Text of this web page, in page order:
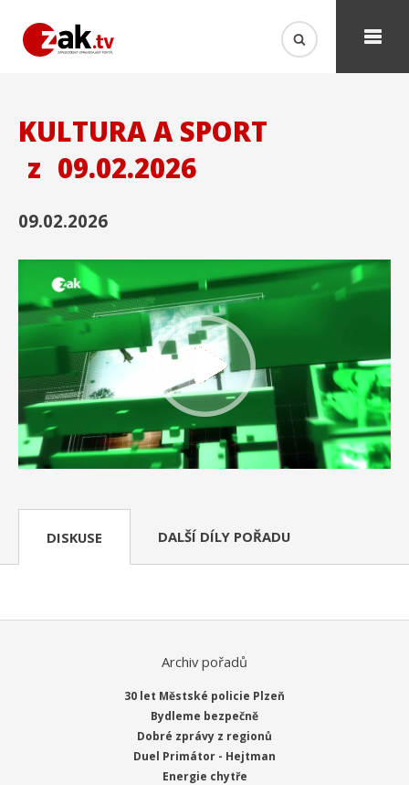
KULTURA A SPORT
z 09.02.2026
09.02.2026
DISKUSE DALŠÍ DÍLY POŘADU
Archiv pořadů
30 let Městské policie Plzeň
Bydleme bezpečně
Dobré zprávy z regionů
Duel Primátor - Hejtman
Energie chytře